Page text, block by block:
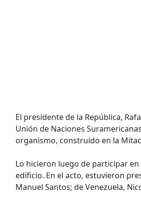
El presidente de la República,
Unión de Naciones
organismo, construido en la
Lo hicieron luego de participar
edificio. En el acto, estuvieron
Manuel Santos; de Venezuela,